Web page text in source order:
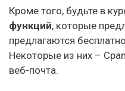
Кроме того, будьте в
функций, которые
предлагаются
Некоторые из них –
веб-почта.